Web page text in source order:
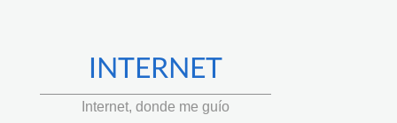
INTERNET
Internet, donde me guío